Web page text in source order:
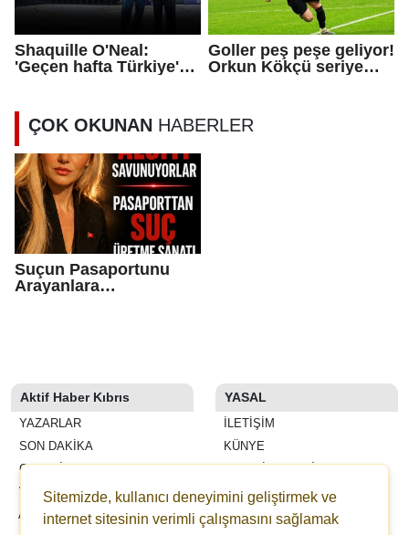
Shaquille O'Neal:
'Geçen hafta Türkiye'de
Goller peş peşe geliyor!
Orkun Kökçü seriye
ÇOK OKUNAN HABERLER
Suçun Pasaportunu
Arayanlara…
Aktif Haber Kıbrıs
YAZARLAR
SON DAKİKA
GALERİLER
VİDEOLAR
ANKETLER
YASAL
İLETIŞIM
KÜNYE
YAYIN İLKELERI
KURALLAR
GIZLILIK
Sitemizde, kullanıcı deneyimini geliştirmek ve
internet sitesinin verimli çalışmasını sağlamak